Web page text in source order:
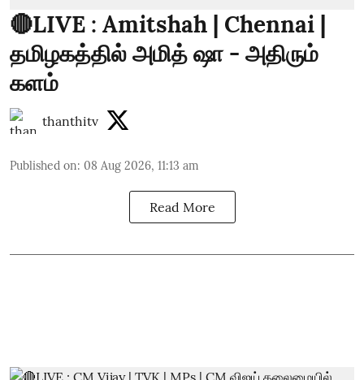
🔴LIVE : Amitshah | Chennai |
தமிழகத்தில் அமித் ஷா - அதிரும்
களம்
thanthitv
Published on: 08 Aug 2026, 11:13 am
Read More